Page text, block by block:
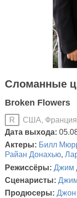
Сломанные
Broken Flowers
R США, Франция
Дата выхода:
Актеры: Билл
Райан Донахью,
Режиссёры: Джим
Сценаристы:
Продюсеры: Джон